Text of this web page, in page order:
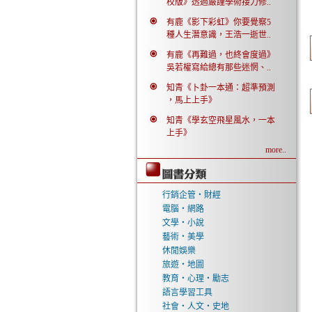
校版》透過嚴謹學術接力修..
有鹿《影下彩虹》你要覺察5
種人生潛意識，王浩一逝世..
有鹿《再難過，也終會度過》
吳若權寫給總有那些迷惘、..
知青《卜卦一本通：超準預測
，馬上上手》
知青《學玄空飛星風水，一本
上手》
more..
行銷企管‧財經
電腦‧網路
文學‧小說
藝術‧美學
休閒娛樂
旅遊‧地圖
教育‧心理‧勵志
語言學習工具
社會‧人文‧史地